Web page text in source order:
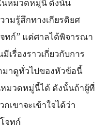
มรู้สึกทางเกียรติยศ
ทก์” แต่ศาลได้พิจารณา
รื่องราวเกี่ยวกับการ
าดูทั่วไปของหัวข้อนี้
มวดหมู่นี้ได้ ดังนั้นถ้าผู้ที่
เขาจะเข้าใจได้ว่า
จทก์